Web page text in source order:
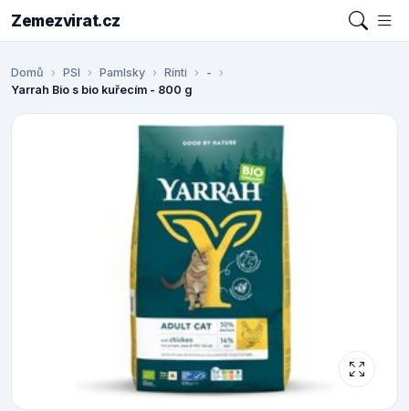
Zemezvirat.cz
Domů PSI Pamlsky Rinti
-
Yarrah Bio s bio kuřecím - 800 g